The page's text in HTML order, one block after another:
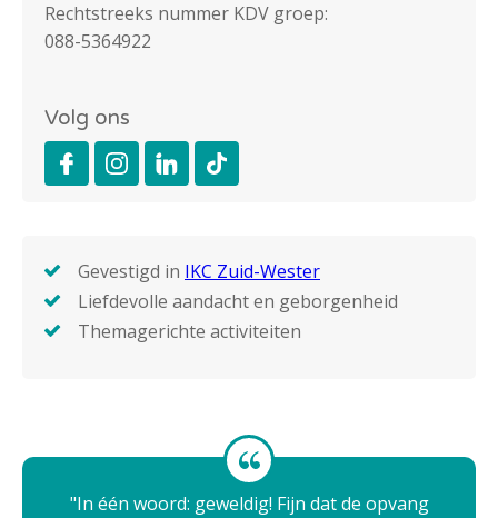
Rechtstreeks nummer KDV groep:
088-5364922
Volg ons
Gevestigd in IKC Zuid-Wester
Liefdevolle aandacht en geborgenheid
Themagerichte activiteiten
In één woord: geweldig! Fijn dat de opvang